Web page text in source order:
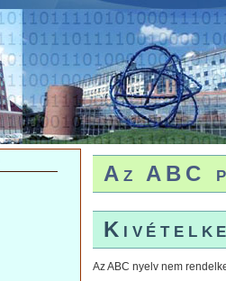
Az ABC
Az ABC nyelv nem